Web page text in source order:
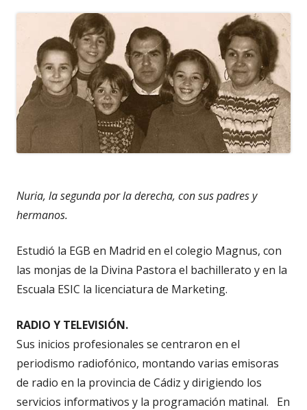
Nuria, la segunda por la derecha, con sus padres y
hermanos.
Estudió la EGB en Madrid en el colegio Magnus, con
las monjas de la Divina Pastora el bachillerato y en la
Escuala ESIC la licenciatura de Marketing.
RADIO Y TELEVISIÓN.
Sus inicios profesionales se centraron en el
periodismo radiofónico, montando varias emisoras
de radio en la provincia de Cádiz y dirigiendo los
servicios informativos y la programación matinal. En